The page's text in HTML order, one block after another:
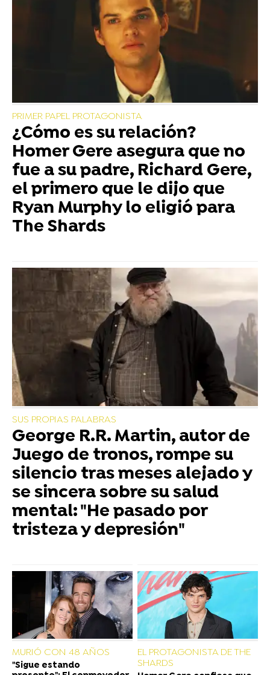
PRIMER PAPEL PROTAGONISTA
¿Cómo es su relación?
Homer Gere asegura que no
fue a su padre, Richard Gere,
el primero que le dijo que
Ryan Murphy lo eligió para
The Shards
SUS PROPIAS PALABRAS
George R.R. Martin, autor de
Juego de tronos, rompe su
silencio tras meses alejado y
se sincera sobre su salud
mental: "He pasado por
tristeza y depresión"
MURIÓ CON 48 AÑOS
"Sigue estando
EL PROTAGONISTA DE THE
SHARDS